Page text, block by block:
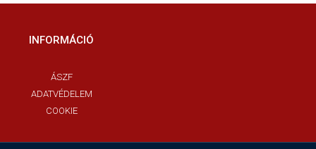
INFORMÁCIÓ
ÁSZF
ADATVÉDELEM
COOKIE